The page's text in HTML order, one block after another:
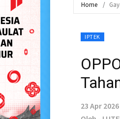
Home
IPTEK
23 Apr